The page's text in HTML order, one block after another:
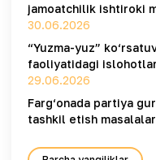
jamoatchilik ishtiroki
30.06.2026
“Yuzma-yuz”
faoliyatidagi
29.06.2026
Farg‘onada partiya
tashkil etish